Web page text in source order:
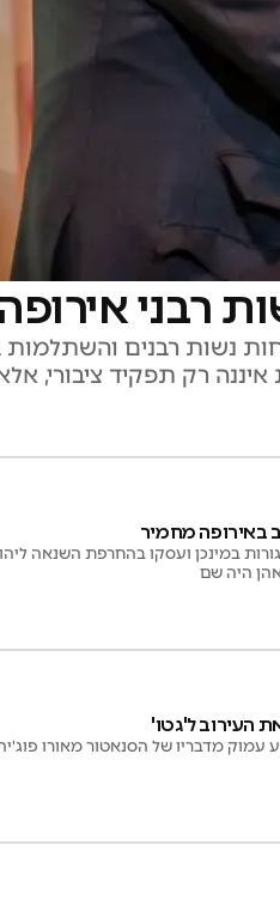
אירופה
נשות רבנים
רק תפקיד ציבורי,
באירופה מחמיר
במינכן ועסקו בהחרפת השנאה
היה שם
העירוב ל'גטו'
עמוק מדבריו של הסנאטור מאורו